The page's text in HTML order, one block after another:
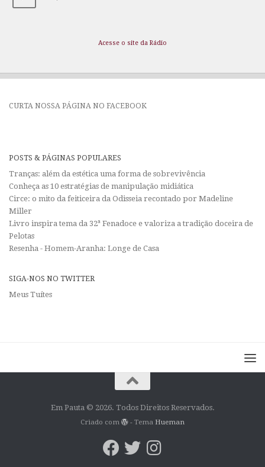
Acesse o site da Rádio
CURTA NOSSA PÁGINA NO FACEBOOK
POSTS & PÁGINAS POPULARES
Tranças: além da estética uma forma de sobrevivência
Conheça as 10 estratégias de manipulação midiática
Circe: o mito da feiticeira da Odisseia recontado por Madeline
Miller
Livro inspira tema da 32ª Fenadoce e valoriza a tradição doceira de
Pelotas
Resenha - Homem-Aranha: Longe de Casa
SIGA-NOS NO TWITTER
Meus Tuítes
Em Pauta © 2026. Todos Direitos Reservados.
Criado com - Tema Hueman